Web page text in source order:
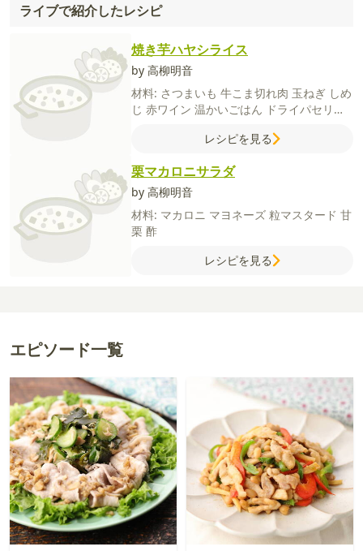
ライブで紹介したレシピ
焼き芋ハヤシライス
by 高柳明音
材料: さつまいも 牛こま切れ肉 玉ねぎ しめ
じ 赤ワイン 温かいごはん ドライパセリ
ローリエ【B】
レシピを見る
栗マカロニサラダ
by 高柳明音
材料: マカロニ マヨネーズ 粒マスタード 甘
栗 酢
レシピを見る
エピソード一覧